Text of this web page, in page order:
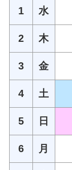
1 水
2 木
3 金
4 土
5 日
6 月